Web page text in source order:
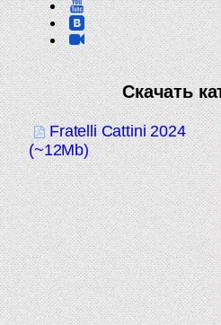
Скачать
Fratelli Cattini 2024
(~12Mb)